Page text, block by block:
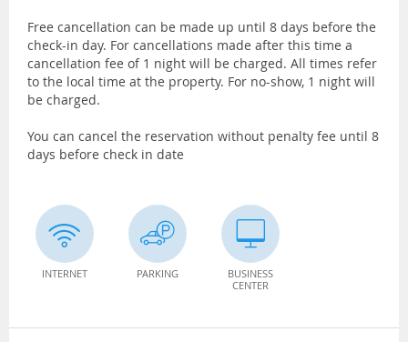
Free cancellation can be made up until 8 days before the
check-in day. For cancellations made after this time a
cancellation fee of 1 night will be charged. All times refer
to the local time at the property. For no-show, 1 night will
be charged.
You can cancel the reservation without penalty fee until 8
days before check in date
INTERNET PARKING
BUSINESS
CENTER